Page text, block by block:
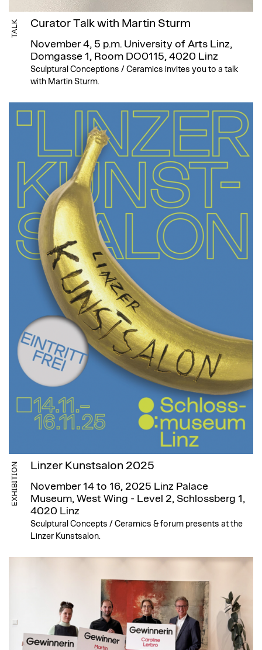
TALK Curator Talk with Martin Sturm
November 4, 5 p.m. University of Arts Linz,
Domgasse 1, Room DO0115, 4020 Linz
Sculptural Conceptions / Ceramics invites you to a talk
with Martin Sturm.
EXHIBITION Linzer Kunstsalon 2025
November 14 to 16, 2025 Linz Palace
Museum, West Wing - Level 2, Schlossberg 1,
4020 Linz
Sculptural Concepts / Ceramics & forum presents at the
Linzer Kunstsalon.